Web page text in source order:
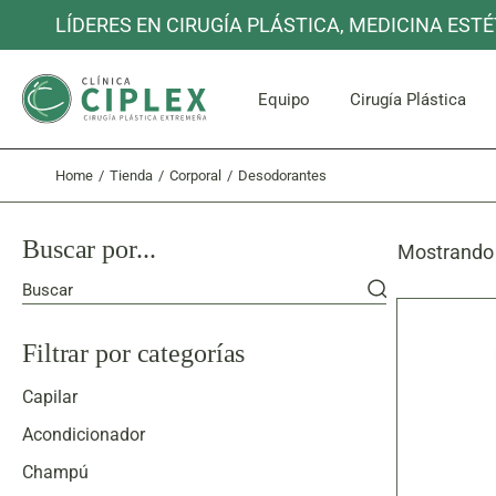
the
LÍDERES EN CIRUGÍA PLÁSTICA, MEDICINA
Equipo Cirugía Plástica
Home Tienda Corporal Desodorantes
Buscar por...
Buscar
Filtrar por categorías
Capilar
Acondicionador
Champú